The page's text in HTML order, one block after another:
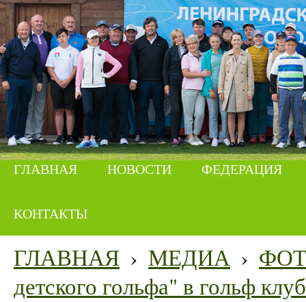
ГЛАВНАЯ НОВОСТИ ФЕДЕРАЦИЯ
КОНТАКТЫ
ГЛАВНАЯ › МЕДИА ›
детского гольфа" в гольф